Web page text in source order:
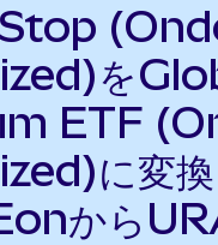
を
ETF
に変換
から